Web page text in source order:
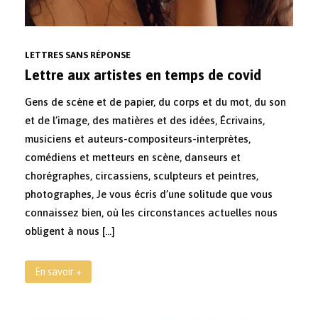
LETTRES SANS RÉPONSE
Lettre aux artistes en temps de covid
Gens de scène et de papier, du corps et du mot, du son
et de l’image, des matières et des idées, Écrivains,
musiciens et auteurs-compositeurs-interprètes,
comédiens et metteurs en scène, danseurs et
chorégraphes, circassiens, sculpteurs et peintres,
photographes, Je vous écris d’une solitude que vous
connaissez bien, où les circonstances actuelles nous
obligent à nous […]
En savoir +